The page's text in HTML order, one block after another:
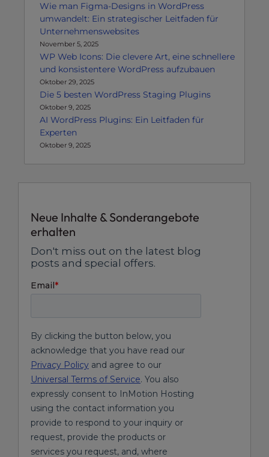
Wie man Figma-Designs in WordPress
umwandelt: Ein strategischer Leitfaden für
Unternehmenswebsites
November 5, 2025
WP Web Icons: Die clevere Art, eine schnellere
und konsistentere WordPress aufzubauen
Oktober 29, 2025
Die 5 besten WordPress Staging Plugins
Oktober 9, 2025
AI WordPress Plugins: Ein Leitfaden für
Experten
Oktober 9, 2025
Neue Inhalte & Sonderangebote
erhalten